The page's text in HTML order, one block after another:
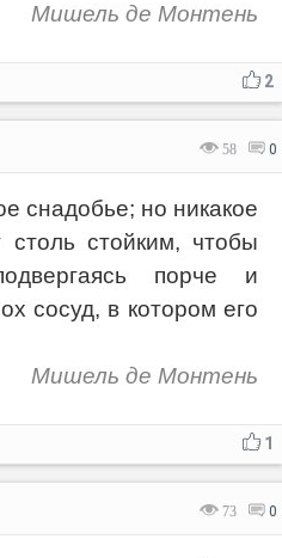
Мишель де Монтень
2
58 0
снадобье; но никакое
стойким, чтобы
порче и
сосуд, в котором его
Мишель де Монтень
1
73 0